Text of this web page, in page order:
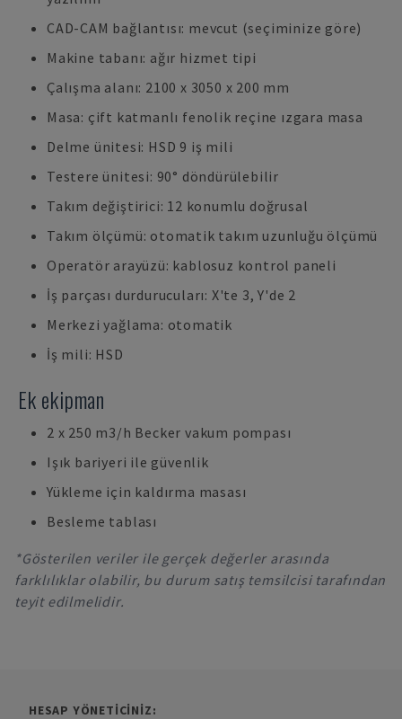
CAD-CAM bağlantısı: mevcut (seçiminize göre)
Makine tabanı: ağır hizmet tipi
Çalışma alanı: 2100 x 3050 x 200 mm
Masa: çift katmanlı fenolik reçine ızgara masa
Delme ünitesi: HSD 9 iş mili
Testere ünitesi: 90° döndürülebilir
Takım değiştirici: 12 konumlu doğrusal
Takım ölçümü: otomatik takım uzunluğu ölçümü
Operatör arayüzü: kablosuz kontrol paneli
İş parçası durdurucuları: X'te 3, Y'de 2
Merkezi yağlama: otomatik
İş mili: HSD
Ek ekipman
2 x 250 m3/h Becker vakum pompası
Işık bariyeri ile güvenlik
Yükleme için kaldırma masası
Besleme tablası
*Gösterilen veriler ile gerçek değerler arasında
farklılıklar olabilir, bu durum satış temsilcisi tarafından
teyit edilmelidir.
HESAP YÖNETICINIZ: